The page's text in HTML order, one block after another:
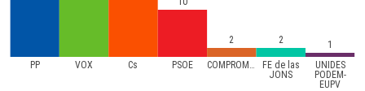
PP VOX Cs PSOE COMPROMíS
FE de las
JONS
UNIDES
PODEM-
EUPV
2 2 1